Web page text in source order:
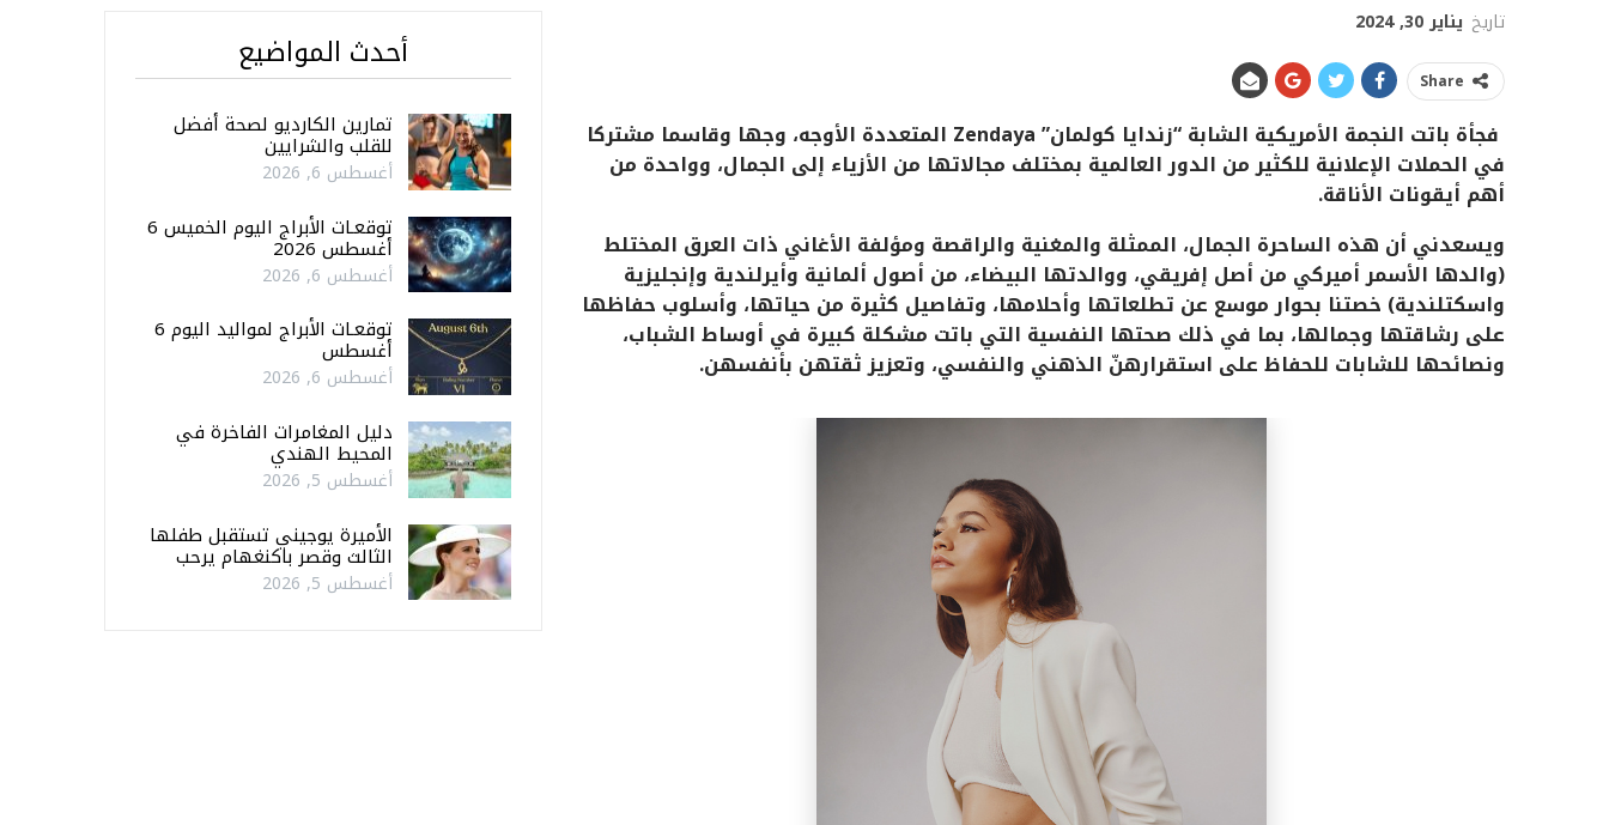
تاريخ يناير 30, 2024
Share
فجأة باتت النجمة الأمريكية الشابة “زندايا كولمان”Zendaya المتعددة الأوجه، وجها وقاسما مشتركا
في الحملات الإعلانية للكثير من الدور العالمية بمختلف مجالاتها من الأزياء إلى الجمال، وواحدة من
أهم أيقونات الأناقة.
ويسعدني أن هذه الساحرة الجمال، الممثلة والمغنية والراقصة ومؤلفة الأغاني ذات العرق المختلط
(والدها الأسمر أميركي من أصل إفريقي، ووالدتها البيضاء، من أصول ألمانية وأيرلندية وإنجليزية
واسكتلندية) خصتنا بحوار موسع عن تطلعاتها وأحلامها، وتفاصيل كثيرة من حياتها، وأسلوب حفاظها
على رشاقتها وجمالها، بما في ذلك صحتها النفسية التي باتت مشكلة كبيرة في أوساط الشباب،
ونصائحها للشابات للحفاظ على استقرارهنّ الذهني والنفسي، وتعزيز ثقتهن بأنفسهن.
أحدث المواضيع
تمارين الكارديو لصحة أفضل
للقلب والشرايين
أغسطس 6, 2026
توقعـات الأبراج اليوم الخميس 6
أغسطس 2026
أغسطس 6, 2026
توقعـات الأبراج لمواليد اليوم 6
أغسطس
أغسطس 6, 2026
دليل المغامرات الفاخرة في
المحيط الهندي
أغسطس 5, 2026
الأميرة يوجيني تستقبل طفلها
الثالث وقصر باكنغهام يرحب
أغسطس 5, 2026